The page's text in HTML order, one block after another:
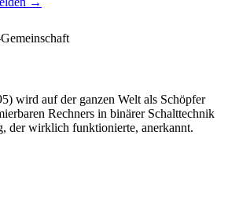
wird auf der ganzen Welt als Schöpfer
Rechners in binärer Schalttechnik
der wirklich funktionierte, anerkannt.